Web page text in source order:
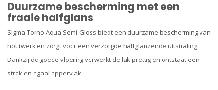
Duurzame bescherming met een
fraaie halfglans
Sigma Torno Aqua Semi-Gloss biedt een duurzame bescherming van
houtwerk en zorgt voor een verzorgde halfglanzende uitstraling.
Dankzij de goede vloeiing verwerkt de lak prettig en ontstaat een
strak en egaal oppervlak.